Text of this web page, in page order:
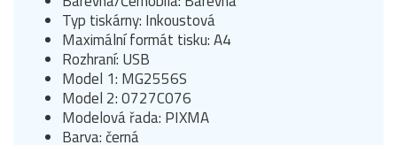
Typ tiskárny: Inkoustová
Maximální formát tisku: A4
Rozhraní: USB
Model 1: MG2556S
Model 2: 0727C076
Modelová řada: PIXMA
Barva: černá